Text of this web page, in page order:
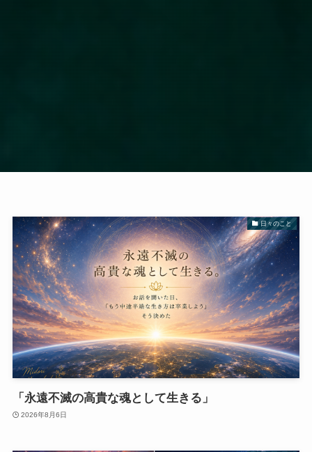
日々のこと
「永遠不滅の高貴な魂として生きる」
2026年8月6日